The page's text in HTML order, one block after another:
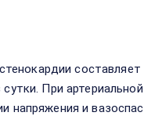
При артериальной
и